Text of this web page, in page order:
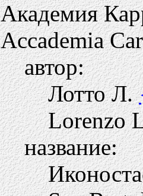
Академия
Accademia
автор:
Лотто Л.
Lorenzo
название: